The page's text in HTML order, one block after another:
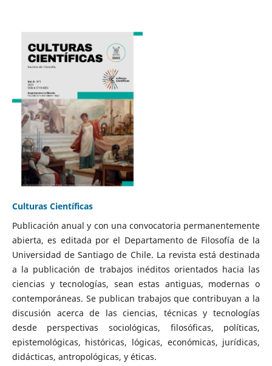
Culturas Científicas
Publicación anual y con una convocatoria permanentemente
abierta, es editada por el Departamento de Filosofía de la
Universidad de Santiago de Chile. La revista está destinada
a la publicación de trabajos inéditos orientados hacia las
ciencias y tecnologías, sean estas antiguas, modernas o
contemporáneas. Se publican trabajos que contribuyan a la
discusión acerca de las ciencias, técnicas y tecnologías
desde perspectivas sociológicas, filosóficas, políticas,
epistemológicas, históricas, lógicas, económicas, jurídicas,
didácticas, antropológicas, y éticas.